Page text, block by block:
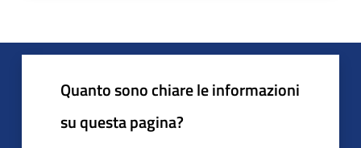
Quanto sono chiare le informazioni
su questa pagina?